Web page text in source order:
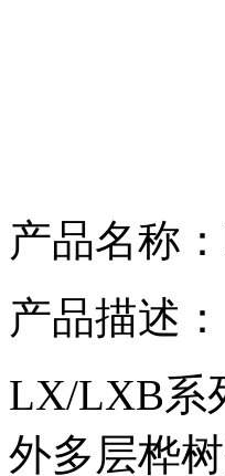
产品名称
产品描述：
LX/LXB系
外多层桦